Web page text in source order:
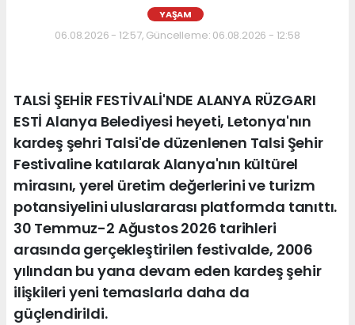
YAŞAM
06.08.2026 - 12:57, Güncelleme: 06.08.2026 - 12:58
TALSİ ŞEHİR FESTİVALİ'NDE ALANYA RÜZGARI
ESTİ Alanya Belediyesi heyeti, Letonya'nın
kardeş şehri Talsi'de düzenlenen Talsi Şehir
Festivaline katılarak Alanya'nın kültürel
mirasını, yerel üretim değerlerini ve turizm
potansiyelini uluslararası platformda tanıttı.
30 Temmuz-2 Ağustos 2026 tarihleri
arasında gerçekleştirilen festivalde, 2006
yılından bu yana devam eden kardeş şehir
ilişkileri yeni temaslarla daha da
güçlendirildi.